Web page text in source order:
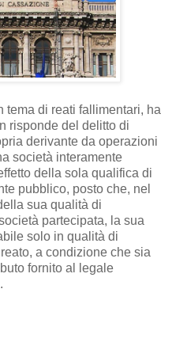
tema di reati fallimentari, ha
risponde del delitto di
derivante da operazioni
società interamente
della sola qualifica di
pubblico, posto che, nel
sua qualità di
partecipata, la sua
solo in qualità di
a condizione che sia
fornito al legale